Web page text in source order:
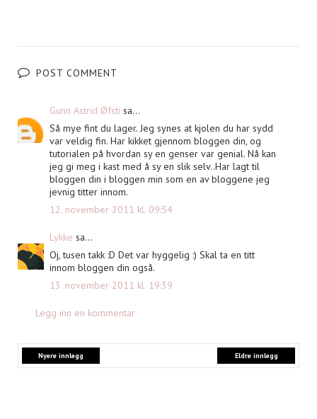
POST COMMENT
Gunn Astrid Øfsti sa...
Så mye fint du lager. Jeg synes at kjolen du har sydd
var veldig fin. Har kikket gjennom bloggen din, og
tutorialen på hvordan sy en genser var genial. Nå kan
jeg gi meg i kast med å sy en slik selv..Har lagt til
bloggen din i bloggen min som en av bloggene jeg
jevnig titter innom.
12. november 2011 kl. 09:54
Lykke sa...
Oj, tusen takk :D Det var hyggelig :) Skal ta en titt
innom bloggen din også.
13. november 2011 kl. 19:39
Legg inn en kommentar
Nyere innlegg Eldre innlegg